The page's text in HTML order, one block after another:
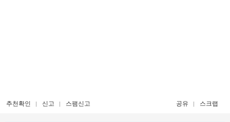
추천확인 신고 스팸신고 공유 스크랩